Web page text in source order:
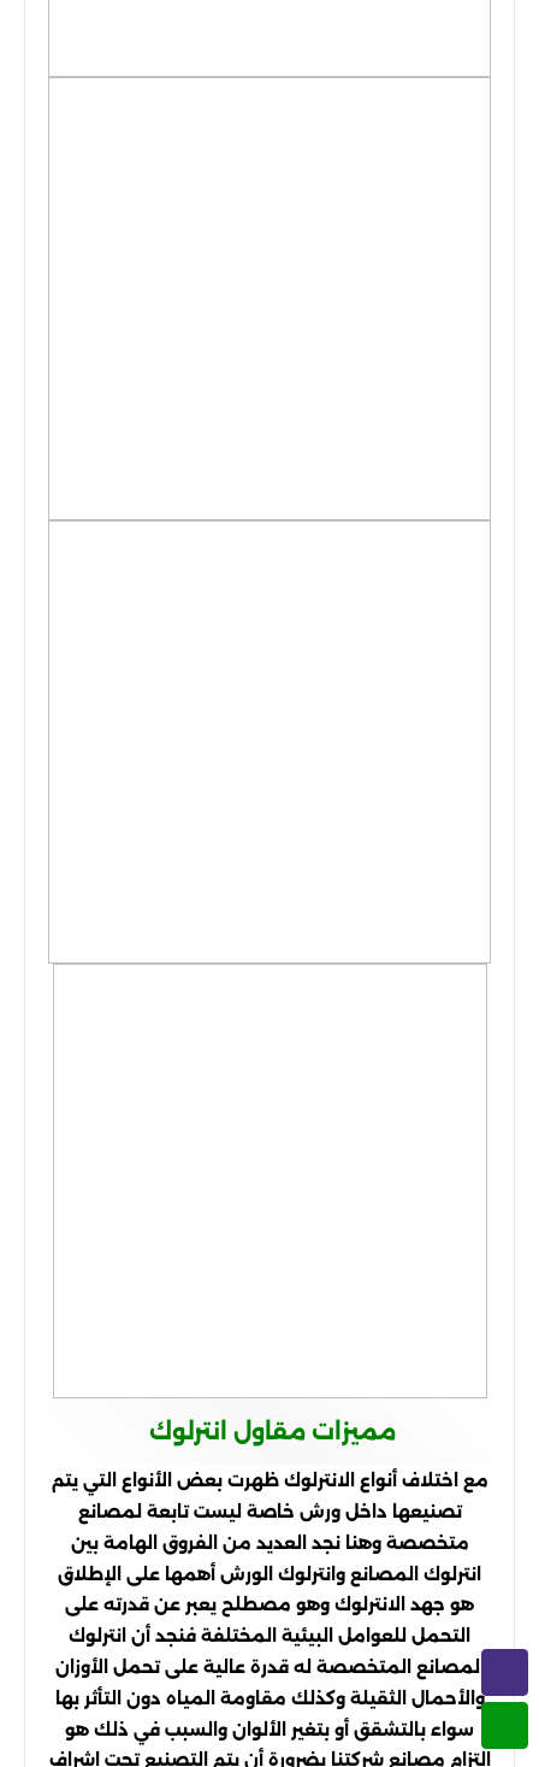
مميزات مقاول انترلوك
مع اختلاف أنواع الانترلوك ظهرت بعض الأنواع التي يتم
تصنيعها داخل ورش خاصة ليست تابعة لمصانع
متخصصة وهنا نجد العديد من الفروق الهامة بين
انترلوك المصانع وانترلوك الورش أهمها على الإطلاق
هو جهد الانترلوك وهو مصطلح يعبر عن قدرته على
التحمل للعوامل البيئية المختلفة فنجد أن انترلوك
المصانع المتخصصة له قدرة عالية على تحمل الأوزان
والأحمال الثقيلة وكذلك مقاومة المياه دون التأثر بها
سواء بالتشقق أو بتغير الألوان والسبب في ذلك هو
التزام مصانع شركتنا بضرورة أن يتم التصنيع تحت إشراف